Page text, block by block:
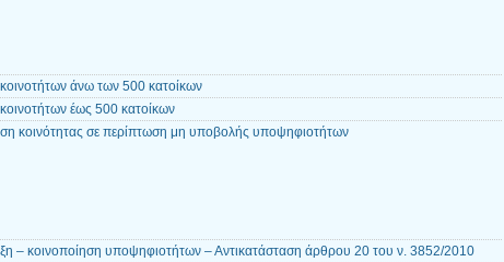
άνω των 500 κατοίκων
έως 500 κατοίκων
κοινότητας σε περίπτωση μη υποβολής υποψηφιοτήτων
– κοινοποίηση υποψηφιοτήτων – Αντικατάσταση άρθρου 20 του ν. 3852/2010